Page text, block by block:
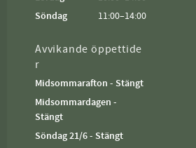
Söndag
11:00–14:00
Avvikande öppettide
r
Midsommarafton - Stängt
Midsommardagen -
Stängt
Söndag 21/6 - Stängt